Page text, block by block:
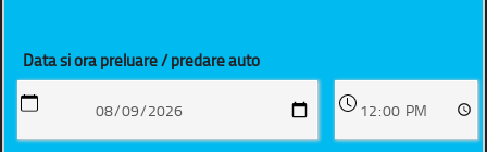
Data si ora preluare / predare auto